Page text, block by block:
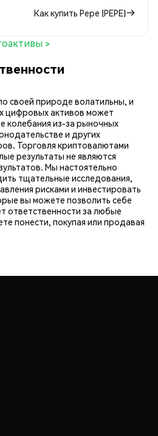
Как купить Pepe (PEPE)
>
своей природе волатильны, и
цифровых активов может
колебания из-за рыночных
и других
Торговля криптовалютами
результаты не являются
Мы настоятельно
тщательные исследования,
рисками и инвестировать
вы можете позволить себе
ответственности за любые
понести, покупая или продавая